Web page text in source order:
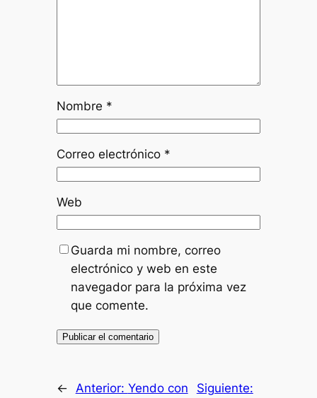
Nombre *
Correo electrónico *
Web
Guarda mi nombre, correo
electrónico y web en este
navegador para la próxima vez
que comente.
← Anterior: Yendo con
Siguiente: